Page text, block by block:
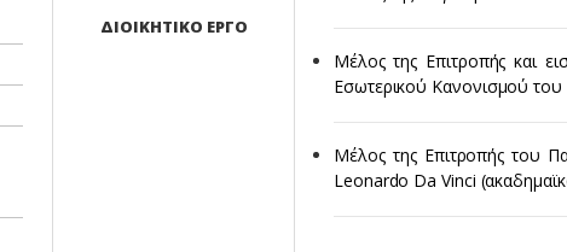
ΔΙΟΙΚΗΤΙΚΟ ΕΡΓΟ
Μέλος της Επιτροπής και
Εσωτερικού Κανονισμού
Μέλος της Επιτροπής του
Leonardo Da Vinci